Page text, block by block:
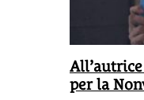
per la